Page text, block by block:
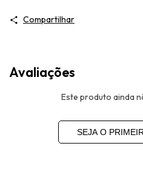
Compartilhar
Avaliações
Este produto ainda
SEJA O